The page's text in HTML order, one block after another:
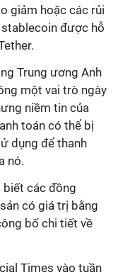
giảm hoặc các rủi
được hỗ
Trung ương Anh
một vai trò ngày
niềm tin của
toán có thể bị
dụng để thanh
nó.
biết các đồng
có giá trị bằng
bố chi tiết về
Times vào tuần